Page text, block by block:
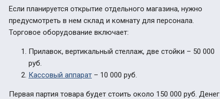
Если планируется открытие отдельного магазина, нужно
предусмотреть в нем склад и комнату для персонала.
Торговое оборудование включает:
Прилавок, вертикальный стеллаж, две стойки – 50 000
руб.
Кассовый аппарат – 10 000 руб.
Первая партия товара будет стоить около 150 000 руб. Денег